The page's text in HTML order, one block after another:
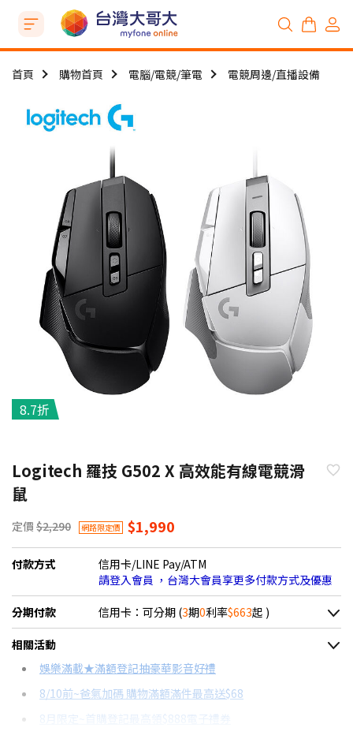
首頁 購物首頁 電腦/電競/筆電 電競周邊/直播設備
8.7折
Logitech 羅技 G502 X 高效能有線電競滑
鼠
定價 $2,290 網路限定價 $1,990
付款方式
信用卡/LINE Pay/ATM
請登入會員 ，台灣大會員享更多付款方式及優惠
分期付款 信用卡：可分期 (3期0利率$663起 )
＊實際可分期數、適用利率，請以購物車顯示為主
信用卡分期
分期數 每期金額 配合銀行/業者
相關活動
娛樂滿載★滿額登記抽豪華影音好禮
8/10前~爸氣加碼 購物滿額滿件最高送$68
8月限定~首購登記最高領$888電子禮券